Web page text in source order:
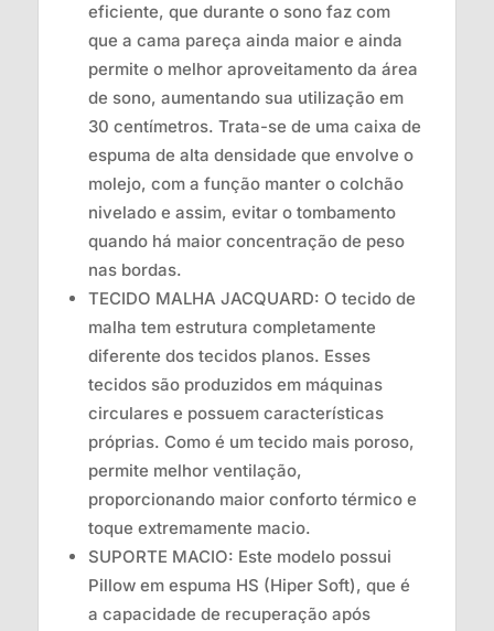
eficiente, que durante o sono faz com
que a cama pareça ainda maior e ainda
permite o melhor aproveitamento da área
de sono, aumentando sua utilização em
30 centímetros. Trata-se de uma caixa de
espuma de alta densidade que envolve o
molejo, com a função manter o colchão
nivelado e assim, evitar o tombamento
quando há maior concentração de peso
nas bordas.
TECIDO MALHA JACQUARD: O tecido de
malha tem estrutura completamente
diferente dos tecidos planos. Esses
tecidos são produzidos em máquinas
circulares e possuem características
próprias. Como é um tecido mais poroso,
permite melhor ventilação,
proporcionando maior conforto térmico e
toque extremamente macio.
SUPORTE MACIO: Este modelo possui
Pillow em espuma HS (Hiper Soft), que é
a capacidade de recuperação após